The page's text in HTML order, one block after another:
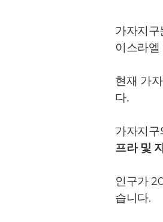
가자지구
이스라엘
현재 가
다.
가자지구
프라 및
인구가
습니다.